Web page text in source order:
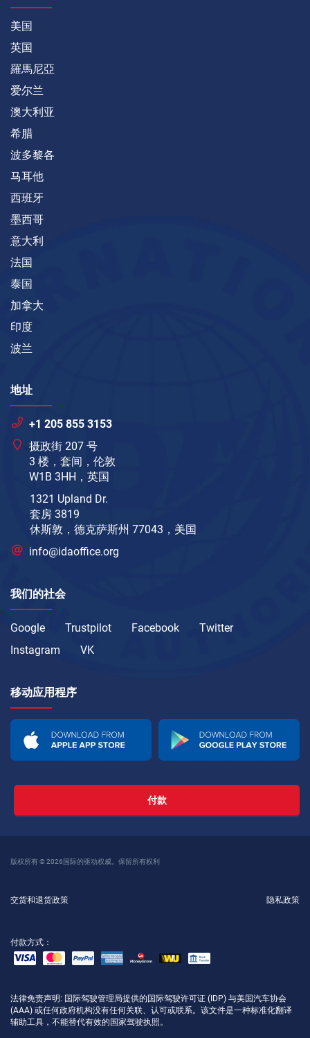
美国
英国
羅馬尼亞
爱尔兰
澳大利亚
希腊
波多黎各
马耳他
西班牙
墨西哥
意大利
法国
泰国
加拿大
印度
波兰
地址
+1 205 855 3153
摄政街 207 号
3 楼，套间，伦敦
W1B 3HH，英国
1321 Upland Dr.
套房 3819
休斯敦，德克萨斯州 77043，美国
info@idaoffice.org
我们的社会
Google Trustpilot Facebook
Twitter
Instagram
VK
移动应用程序
付款
版权所有 © 2026国际的驱动权威。保留所有权利
交货和退货政策 隐私政策
付款方式：
法律免责声明: 国际驾驶管理局提供的国际驾驶许可证 (IDP) 与美国汽车协会
(AAA) 或任何政府机构没有任何关联、认可或联系。该文件是一种标准化翻译
辅助工具，不能替代有效的国家驾驶执照。